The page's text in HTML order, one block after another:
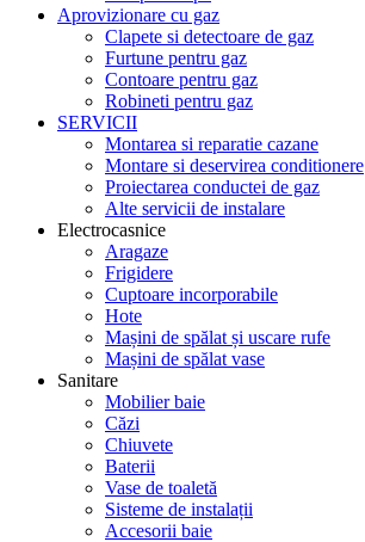
Aprovizionare cu gaz
Clapete si detectoare de gaz
Furtune pentru gaz
Contoare pentru gaz
Robineti pentru gaz
SERVICII
Montarea si reparatie cazane
Montare si deservirea conditionere
Proiectarea conductei de gaz
Alte servicii de instalare
Electrocasnice
Aragaze
Frigidere
Cuptoare incorporabile
Hote
Mașini de spălat și uscare rufe
Mașini de spălat vase
Sanitare
Mobilier baie
Căzi
Chiuvete
Baterii
Vase de toaletă
Sisteme de instalații
Accesorii baie